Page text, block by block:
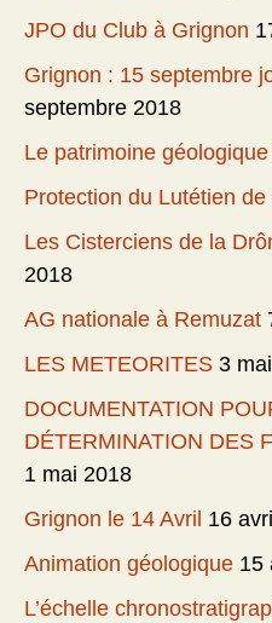
JPO du Club à Grignon
Grignon : 15 septembre
septembre 2018
Le patrimoine géologique
Protection du Lutétien de
Les Cisterciens de la
2018
AG nationale à Remuzat
LES METEORITES 3
DOCUMENTATION
DÉTERMINATION DES
1 mai 2018
Grignon le 14 Avril 16
Animation géologique 15
L’échelle